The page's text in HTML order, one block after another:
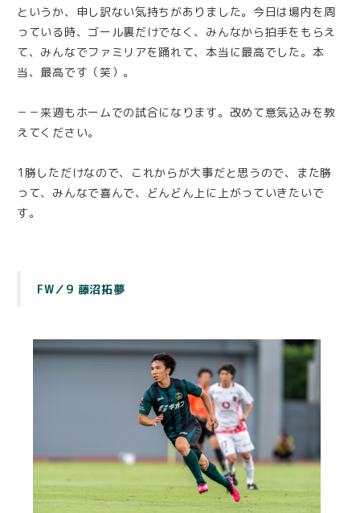
というか、申し訳ない気持ちがありました。今日は場内を周
っている時、ゴール裏だけでなく、みんなから拍手をもらえ
て、みんなでファミリアを踊れて、本当に最高でした。本
当、最高です（笑）。
－－来週もホームでの試合になります。改めて意気込みを教
えてください。
1勝しただけなので、これからが大事だと思うので、また勝
って、みんなで喜んで、どんどん上に上がっていきたいで
す。
FW／9 藤沼拓夢